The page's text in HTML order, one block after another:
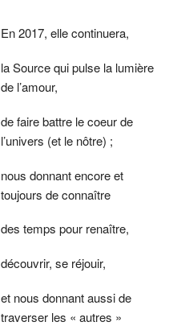
En 2017, elle continuera,
la Source qui pulse la lumière
de l’amour,
de faire battre le coeur de
l’univers (et le nôtre) ;
nous donnant encore et
toujours de connaître
des temps pour renaître,
découvrir, se réjouir,
et nous donnant aussi de
traverser les « autres »